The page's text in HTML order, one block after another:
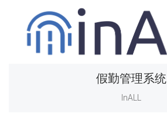
假勤管理系统
InALL